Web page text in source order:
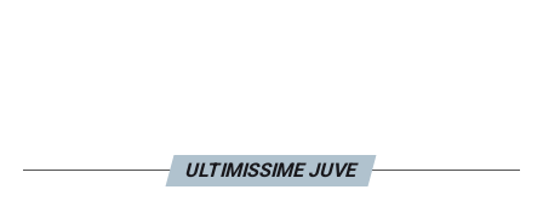
ULTIMISSIME JUVE